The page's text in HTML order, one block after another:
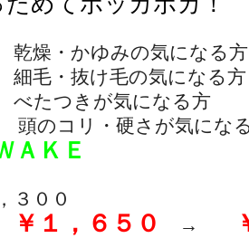
・かゆみの気になる方
毛・抜け毛の気になる方
たつきが気になる方
リ・硬さが気にな
ＡＫＥ
００
￥１，６５０ →